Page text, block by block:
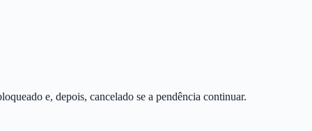
e, depois, cancelado se a pendência continuar.